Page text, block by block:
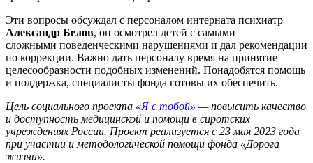
Эти вопросы обсуждал с персоналом интерната психиатр
Александр Белов, он осмотрел детей с самыми
сложными поведенческими нарушениями и дал рекомендации
по коррекции. Важно дать персоналу время на принятие
целесообразности подобных изменений. Понадобятся помощь
и поддержка, специалисты фонда готовы их обеспечить.
Цель социального проекта «Я с тобой» — повысить качество
и доступность медицинской и помощи в сиротских
учреждениях России. Проект реализуется с 23 мая 2023 года
при участии и методологической помощи фонда «Дорога
жизни».